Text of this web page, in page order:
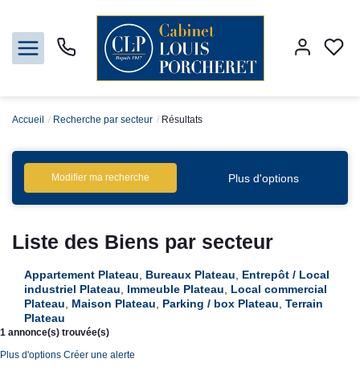
Louer
Gestion
Syndic
Nos agences
Accueil Recherche par secteur Résultats
Modifier ma recherche Plus d'options
Liste des Biens par secteur
Appartement Plateau Bureaux Plateau
Entrepôt / Local
industriel Plateau
Immeuble Plateau
Local commercial
Plateau
Maison Plateau Parking / box Plateau Terrain
Plateau
1 annonce(s) trouvée(s)
Plus d'options Créer une alerte